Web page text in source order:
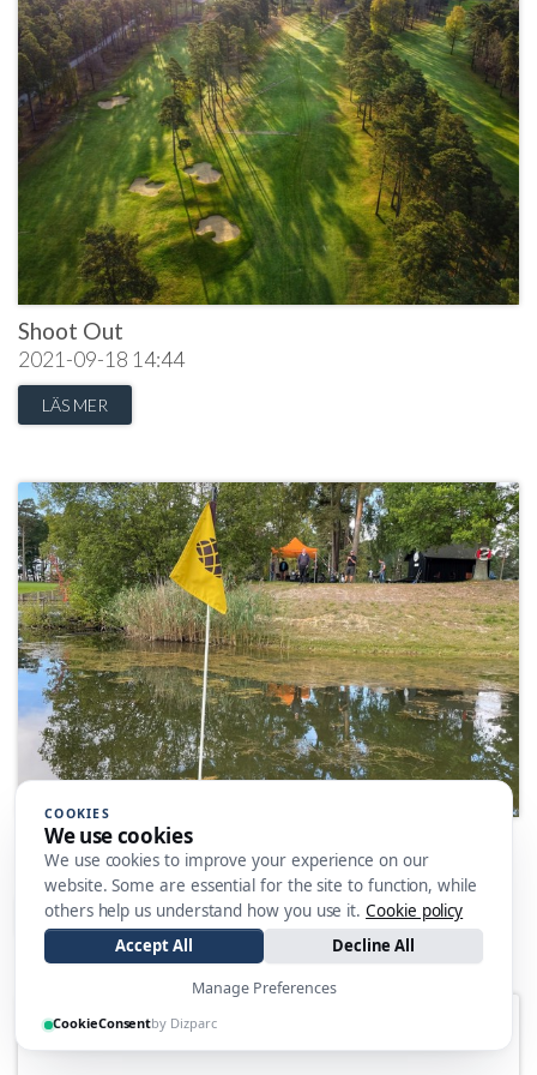
Shoot Out
2021-09-18 14:44
LÄS MER
Greenkeepers Revenge
2021-09-1315:08
LÄS MER
COOKIES
We use cookies
We use cookies to improve your experience on our
website. Some are essential for the site to function, while
others help us understand how you use it. Cookie policy
Accept All
Decline All
Manage Preferences
CookieConsentby Dizparc